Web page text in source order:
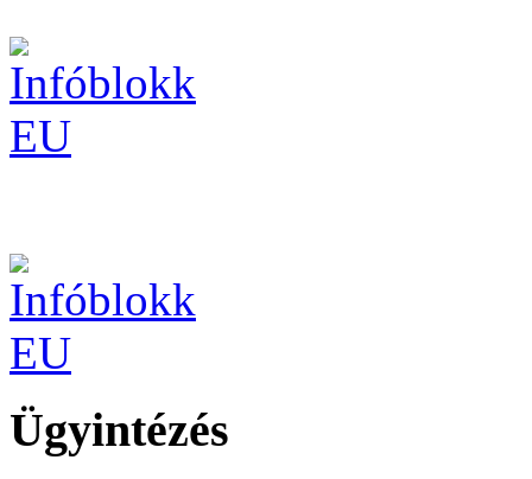
Ügyintézés